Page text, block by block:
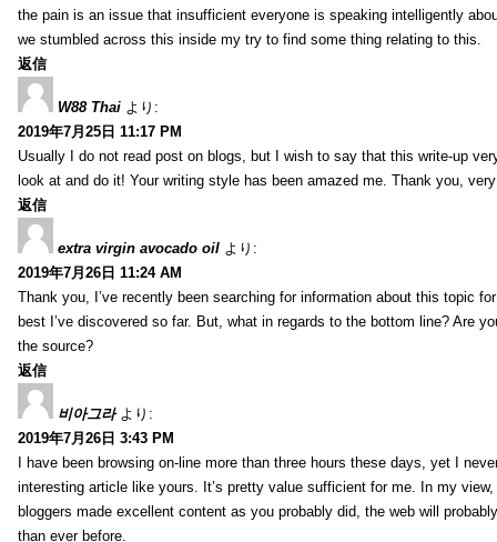
the pain is an issue that insufficient everyone is speaking intelligently
we stumbled across this inside my try to find some thing relating to this.
返信
W88 Thai より:
2019年7月25日 11:17 PM
Usually I do not read post on blogs, but I wish to say that this write-up
look at and do it! Your writing style has been amazed me. Thank you,
返信
extra virgin avocado oil より:
2019年7月26日 11:24 AM
Thank you, I’ve recently been searching for information about this topic
best I’ve discovered so far. But, what in regards to the bottom line? Are
the source?
返信
비아그라 より:
2019年7月26日 3:43 PM
I have been browsing on-line more than three hours these days, yet I
interesting article like yours. It’s pretty value sufficient for me. In my
bloggers made excellent content as you probably did, the web will
than ever before.